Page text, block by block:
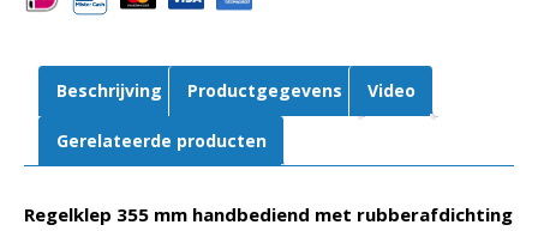
Beschrijving Productgegevens Video
Gerelateerde producten
Regelklep 355 mm handbediend met rubberafdichting